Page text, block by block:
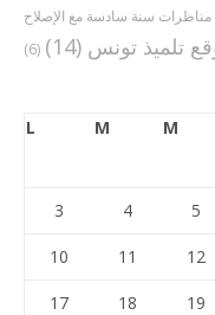
(6)
تلميذ تونس (14)
L M M
3 4 5
10 11 12
17 18 19